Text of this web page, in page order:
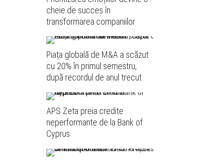
cheie de succes în
transformarea companiilor
Piața globală de M&A a scăzut
cu 20% în primul semestru,
după recordul de anul trecut
APS Zeta preia credite
neperformante de la Bank of
Cyprus